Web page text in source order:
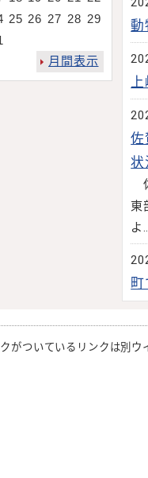
動
佐
状
東
よ
町
25 26 27 28 29
月間表示
がついているリンクは別ウ